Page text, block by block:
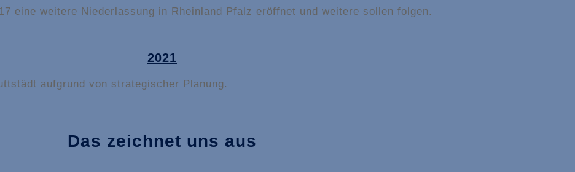
eine weitere Niederlassung in Rheinland Pfalz eröffnet und weitere sollen folgen.
2021
aufgrund von strategischer Planung.
Das zeichnet uns aus